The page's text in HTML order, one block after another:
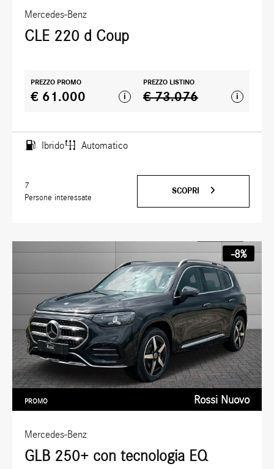
Mercedes-Benz
CLE 220 d Coup
PREZZO PROMO
€ 61.000 i
PREZZO LISTINO
€ 73.076 i
Ibrido Automatico
7
Persone interessate
SCOPRI
Mercedes-Benz
GLB 250+ con tecnologia EQ
PROMO Rossi Nuovo
-8%